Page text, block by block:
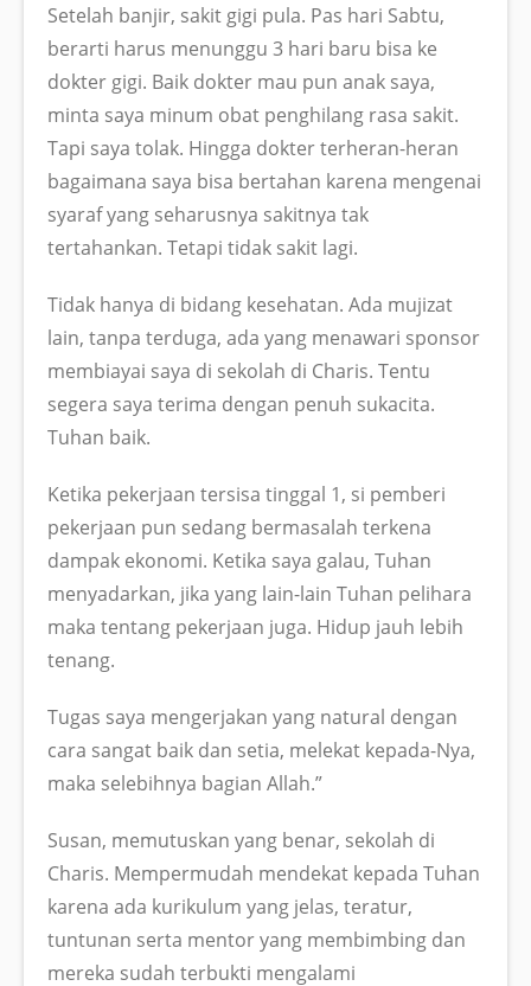
Setelah banjir, sakit gigi pula. Pas hari Sabtu,
berarti harus menunggu 3 hari baru bisa ke
dokter gigi. Baik dokter mau pun anak saya,
minta saya minum obat penghilang rasa sakit.
Tapi saya tolak. Hingga dokter terheran-heran
bagaimana saya bisa bertahan karena mengenai
syaraf yang seharusnya sakitnya tak
tertahankan. Tetapi tidak sakit lagi.
Tidak hanya di bidang kesehatan. Ada mujizat
lain, tanpa terduga, ada yang menawari sponsor
membiayai saya di sekolah di Charis. Tentu
segera saya terima dengan penuh sukacita.
Tuhan baik.
Ketika pekerjaan tersisa tinggal 1, si pemberi
pekerjaan pun sedang bermasalah terkena
dampak ekonomi. Ketika saya galau, Tuhan
menyadarkan, jika yang lain-lain Tuhan pelihara
maka tentang pekerjaan juga. Hidup jauh lebih
tenang.
Tugas saya mengerjakan yang natural dengan
cara sangat baik dan setia, melekat kepada-Nya,
maka selebihnya bagian Allah.”
Susan, memutuskan yang benar, sekolah di
Charis. Mempermudah mendekat kepada Tuhan
karena ada kurikulum yang jelas, teratur,
tuntunan serta mentor yang membimbing dan
mereka sudah terbukti mengalami